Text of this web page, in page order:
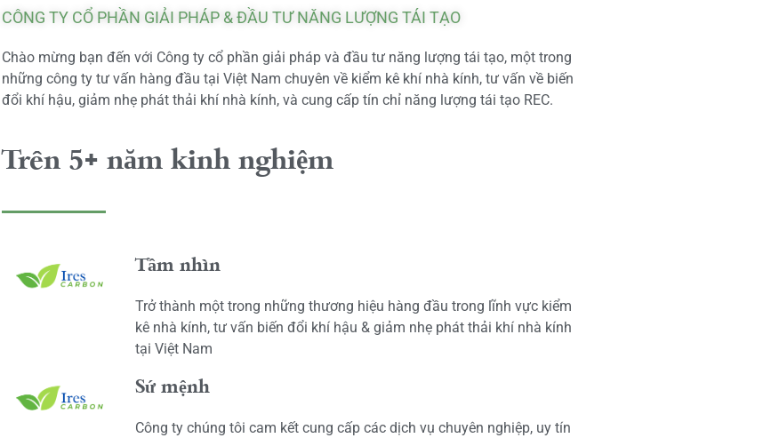
CÔNG TY CỔ PHẦN GIẢI PHÁP & ĐẦU TƯ NĂNG LƯỢNG TÁI TẠO
Chào mừng bạn đến với Công ty cổ phần giải pháp và đầu tư năng lượng tái tạo, một trong
những công ty tư vấn hàng đầu tại Việt Nam chuyên về kiểm kê khí nhà kính, tư vấn về biến
đổi khí hậu, giảm nhẹ phát thải khí nhà kính, và cung cấp tín chỉ năng lượng tái tạo REC.
Trên 5+ năm kinh nghiệm
Tầm nhìn
Trở thành một trong những thương hiệu hàng đầu trong lĩnh vực kiểm
kê nhà kính, tư vấn biến đổi khí hậu & giảm nhẹ phát thải khí nhà kính
tại Việt Nam
Sứ mệnh
Công ty chúng tôi cam kết cung cấp các dịch vụ chuyên nghiệp, uy tín